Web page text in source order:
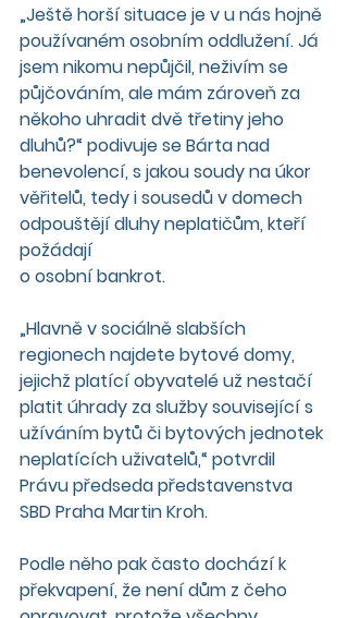
„Ještě horší situace je v u nás hojně
používaném osobním oddlužení. Já
jsem nikomu nepůjčil, neživím se
půjčováním, ale mám zároveň za
někoho uhradit dvě třetiny jeho
dluhů?“ podivuje se Bárta nad
benevolencí, s jakou soudy na úkor
věřitelů, tedy i sousedů v domech
odpouštějí dluhy neplatičům, kteří
požádají
o osobní bankrot.
„Hlavně v sociálně slabších
regionech najdete bytové domy,
jejichž platící obyvatelé už nestačí
platit úhrady za služby související s
užíváním bytů či bytových jednotek
neplatících uživatelů,“ potvrdil
Právu předseda představenstva
SBD Praha Martin Kroh.
Podle něho pak často dochází k
překvapení, že není dům z čeho